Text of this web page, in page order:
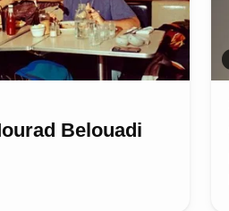
Belouadi